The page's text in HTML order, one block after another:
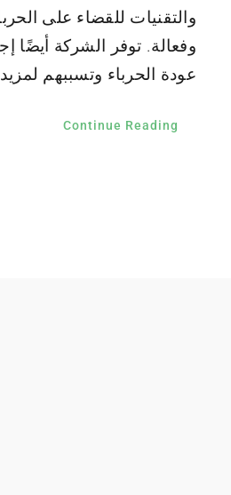
والتقنيات للقضاء على
وفعالة. توفر الشركة أيضًا
عودة الحرباء وتسببهم
Continue Reading